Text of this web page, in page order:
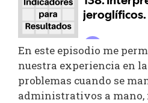
En este episodio me
nuestra experiencia en
problemas cuando se
administrativos a mano,